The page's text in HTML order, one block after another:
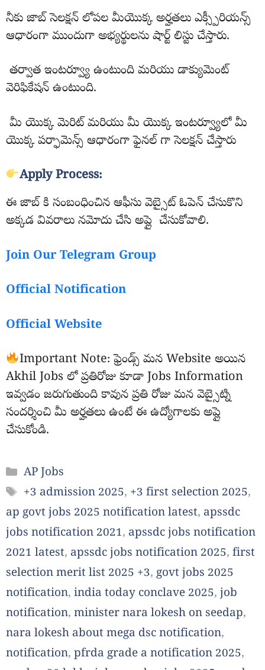
నీకు జాబ్ సెలక్షన్ లోపల మీయొక్క అర్హతలు ఎక్స్పీరియన్స్
ఆధారంగా ముందుగా అభ్యర్థులను షార్ట్ లిస్టు చేస్తారు.
తర్వాత ఇంటర్వ్యూ ఉంటుంది మరియు డాక్యుమెంట్
వెరిఫికేషన్ ఉంటుంది.
మీ యొక్క మెరిట్ మరియు మీ యొక్క ఇంటర్వ్యూలో మీ
యొక్క పర్ఫామెన్స్ ఆధారంగా ఫైనల్ గా సెలక్షన్ చేస్తారు
Apply Process:
ఈ జాబ్ కి సంబంధించిన ఆఫీసు వెబ్సైట్ ఓపెన్ చేసుకొని
అక్కడ వివరాలు నమోదు చేసి అప్లై చేసుకోవాలి.
Join Our Telegram Group
Official Notification
Official Website
Important Note: ఫ్రెండ్స్ మన Website అయిన
Akhil Jobs లో ప్రతిరోజు కూడా Jobs Information
ఇవ్వడం జరుగుతుంది కావున ప్రతి రోజు మన వెబ్సైట్ని
సందర్శించి మీ అర్హతలు ఉంటే ఈ ఉద్యోగాలకు అప్లై
చేసుకోండి.
Categories
AP Jobs
Tags
+3 admission 2025, +3 first selection 2025,
ap govt jobs 2025 notification latest, apssdc
jobs notification 2021, apssdc jobs notification
2021 latest, apssdc jobs notification 2025, first
selection merit list 2025 +3, govt jobs 2025
notification, india today conclave 2025, job
notification, minister nara lokesh on seedap,
nara lokesh about mega dsc notification,
notification, pfrda grade a notification 2025,